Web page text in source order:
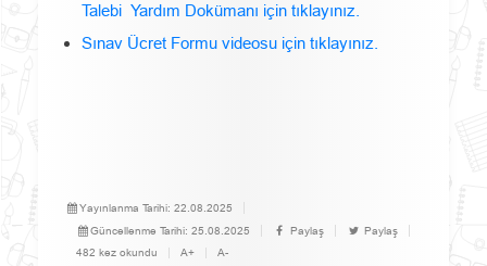
Talebi Yardım Dokümanı için tıklayınız.
Sınav Ücret Formu videosu için tıklayınız.
Yayınlanma Tarihi: 22.08.2025
Güncellenme Tarihi: 25.08.2025 Paylaş
Paylaş
482 kez okundu
A+ A-